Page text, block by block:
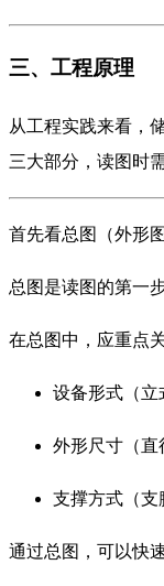
三、工程原理
从工程实践来看，
三大部分，读图时
首先看总图（外形图
总图是读图的第一
在总图中，应重点
设备形式（立
外形尺寸（直
支撑方式（支
通过总图，可以快